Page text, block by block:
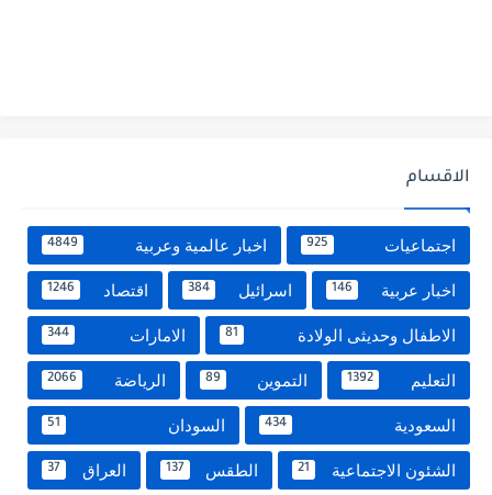
الاقسام
اجتماعيات 925 اخبار عالمية وعربية 4849
اخبار عربية 146 اسرائيل 384 اقتصاد 1246
الاطفال وحديثى الولادة 81 الامارات 344
التعليم 1392 التموين 89 الرياضة 2066
السعودية 434 السودان 51
الشئون الاجتماعية 21 الطقس 137 العراق 37